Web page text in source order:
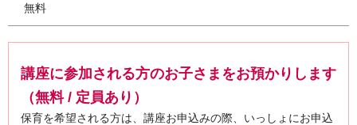
無料
講座に参加される方のお子さまをお預かりします
（無料 / 定員あり）
保育を希望される方は、講座お申込みの際、いっしょにお申込